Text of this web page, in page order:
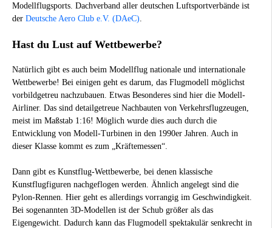
Modellflugsports. Dachverband aller deutschen Luftsportverbände ist
der Deutsche Aero Club e.V. (DAeC)
Hast du Lust auf Wettbewerbe?
Natürlich gibt es auch beim Modellflug nationale und internationale
Wettbewerbe! Bei einigen geht es darum, das Flugmodell möglichst
vorbildgetreu nachzubauen. Etwas Besonderes sind hier die Modell-
Airliner. Das sind detailgetreue Nachbauten von Verkehrsflugzeugen,
meist im Maßstab 1:16! Möglich wurde dies auch durch die
Entwicklung von Modell-Turbinen in den 1990er Jahren. Auch in
dieser Klasse kommt es zum „Kräftemessen“.
Dann gibt es Kunstflug-Wettbewerbe, bei denen klassische
Kunstflugfiguren nachgeflogen werden. Ähnlich angelegt sind die
Pylon-Rennen. Hier geht es allerdings vorrangig im Geschwindigkeit.
Bei sogenannten 3D-Modellen ist der Schub größer als das
Eigengewicht. Dadurch kann das Flugmodell spektakulär senkrecht in